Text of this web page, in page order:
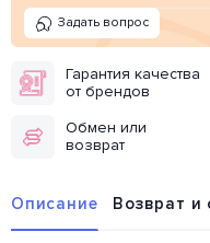
Задать вопрос
Гарантия качества
от брендов
Обмен или
возврат
Описание Возврат и